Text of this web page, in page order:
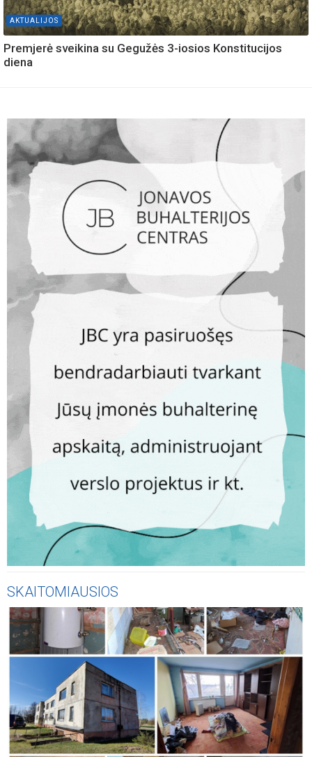
SKAITOMIAUSIOS
AKTUALIJOS
Premjerė sveikina su Gegužės 3-iosios Konstitucijos
diena